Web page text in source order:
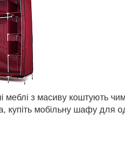
меблі з масиву
купіть мобільну шафу для